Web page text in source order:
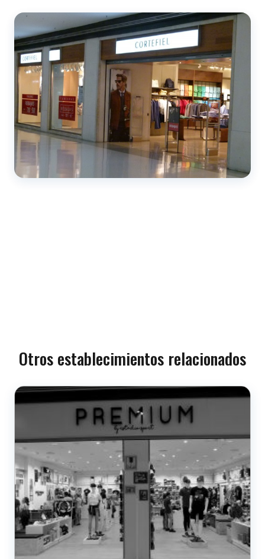
Otros establecimientos relacionados